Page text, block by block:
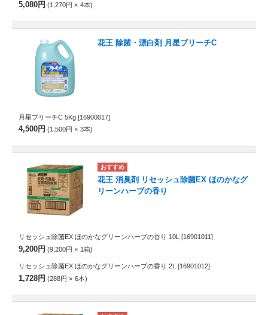
5,080円 1,270円 4本
花王 除菌・漂白剤 月星ブリーチC
月星ブリーチC 5Kg [16900017]
4,500円 1,500円 3本
花王 消臭剤 リセッシュ除菌EX ほのかなグ
リーンハーブの香り
リセッシュ除菌EX ほのかなグリーンハーブの香り 10L [16901011]
9,200円 9,200円 1箱
リセッシュ除菌EX ほのかなグリーンハーブの香り 2L [16901012]
1,728円 288円 6本